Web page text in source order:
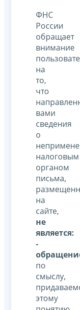
ФНС
России
обращает
внимание
на
то,
что
вами
сведения
о
налоговым
органом
письма,
на
сайте,
не
является:
-
по
смыслу,
этому